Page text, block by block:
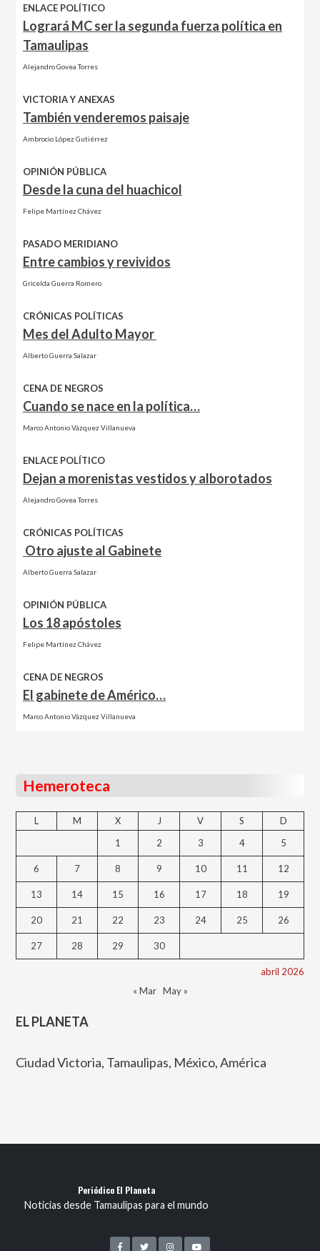
ENLACE POLÍTICO
Logrará MC ser la segunda fuerza política en
Tamaulipas
Alejandro Govea Torres
VICTORIA Y ANEXAS
También venderemos paisaje
Ambrocio López Gutiérrez
OPINIÓN PÚBLICA
Desde la cuna del huachicol
Felipe Martínez Chávez
PASADO MERIDIANO
Entre cambios y revividos
Gricelda Guerra Romero
CRÓNICAS POLÍTICAS
Mes del Adulto Mayor
Alberto Guerra Salazar
CENA DE NEGROS
Cuando se nace en la política…
Marco Antonio Vázquez Villanueva
ENLACE POLÍTICO
Dejan a morenistas vestidos y alborotados
Alejandro Govea Torres
CRÓNICAS POLÍTICAS
Otro ajuste al Gabinete
Alberto Guerra Salazar
OPINIÓN PÚBLICA
Los 18 apóstoles
Felipe Martínez Chávez
CENA DE NEGROS
El gabinete de Américo…
Marco Antonio Vázquez Villanueva
Hemeroteca
abril 2026
L M X J V S
D
1
2 3 4 5
6 7 8 9 10 11 12
13 14 15 16 17 18 19
20 21 22 23 24 25 26
27 28 29 30
« Mar May »
EL PLANETA
Ciudad Victoria, Tamaulipas, México, América
Periódico El Planeta
Noticias desde Tamaulipas para el mundo